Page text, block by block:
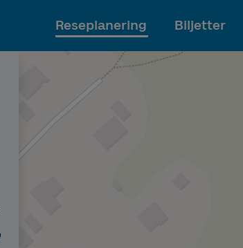
Reseplanering Biljetter